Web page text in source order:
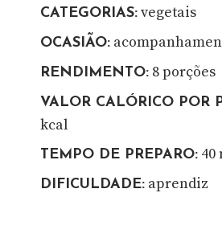
CATEGORIAS: vegetais
OCASIÃO:
RENDIMENTO: 8 porções
VALOR CALÓRICO POR
kcal
TEMPO DE PREPARO: 40
DIFICULDADE: aprendiz